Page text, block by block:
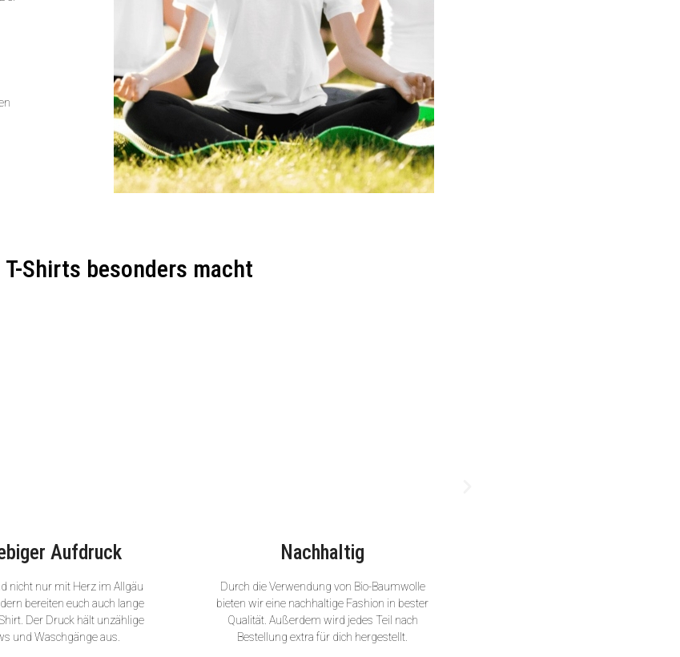
T-Shirts besonders macht
Aufdruck
nicht nur mit Herz im Allgäu
bereiten euch auch lange
Der Druck hält unzählige
und Waschgänge aus.
Nachhaltig
Durch die Verwendung von Bio-Baumwolle
bieten wir eine nachhaltige Fashion in bester
Qualität. Außerdem wird jedes Teil nach
Bestellung extra für dich hergestellt.